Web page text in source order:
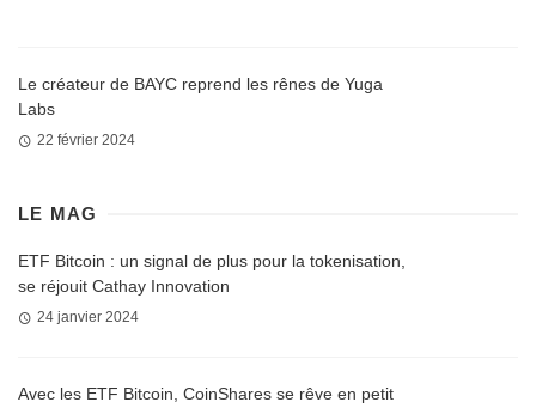
Le créateur de BAYC reprend les rênes de Yuga
Labs
22 février 2024
LE MAG
ETF Bitcoin : un signal de plus pour la tokenisation,
se réjouit Cathay Innovation
24 janvier 2024
Avec les ETF Bitcoin, CoinShares se rêve en petit